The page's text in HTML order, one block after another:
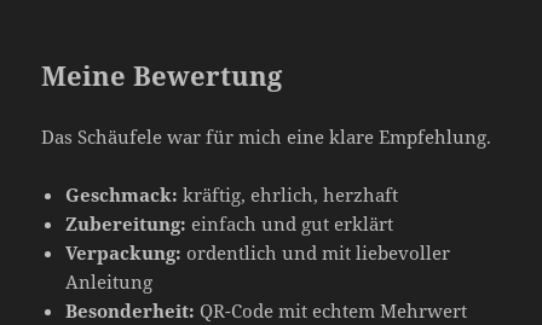
Meine Bewertung
Das Schäufele war für mich eine klare Empfehlung.
Geschmack: kräftig, ehrlich, herzhaft
Zubereitung: einfach und gut erklärt
Verpackung: ordentlich und mit liebevoller
Anleitung
Besonderheit: QR-Code mit echtem Mehrwert